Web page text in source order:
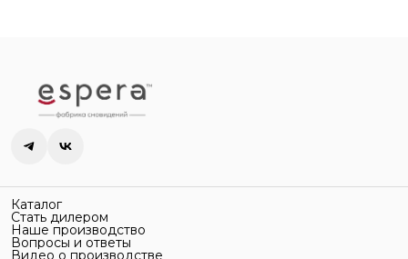
Каталог
Стать дилером
Наше производство
Вопросы и ответы
Видео о производстве